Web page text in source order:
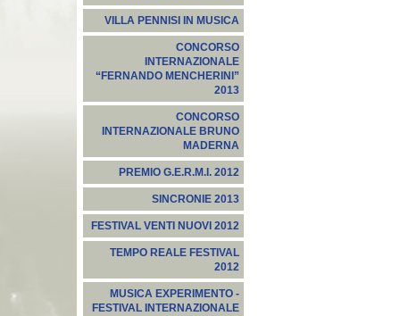
VILLA PENNISI IN MUSICA
CONCORSO
INTERNAZIONALE
“FERNANDO MENCHERINI”
2013
CONCORSO
INTERNAZIONALE BRUNO
MADERNA
PREMIO G.E.R.M.I. 2012
SINCRONIE 2013
FESTIVAL VENTI NUOVI 2012
TEMPO REALE FESTIVAL
2012
MUSICA EXPERIMENTO -
FESTIVAL INTERNAZIONALE